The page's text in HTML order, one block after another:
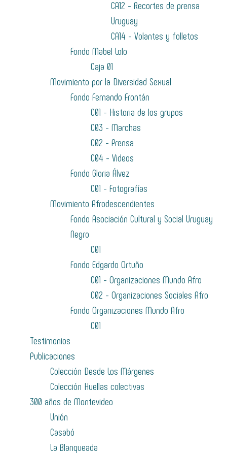
CA12 - Recortes de prensa
Uruguay
CA14 - Volantes y folletos
Fondo Mabel Lolo
Caja 01
Movimiento por la Diversidad Sexual
Fondo Fernando Frontán
C01 - Historia de los grupos
C03 - Marchas
C02 - Prensa
C04 - Videos
Fondo Gloria Álvez
C01 - Fotografías
Movimiento Afrodescendientes
Fondo Asociación Cultural y Social Uruguay
Negro
C01
Fondo Edgardo Ortuño
C01 - Organizaciones Mundo Afro
C02 - Organizaciones Sociales Afro
Fondo Organizaciones Mundo Afro
C01
Testimonios
Publicaciones
Colección Desde Los Márgenes
Colección Huellas colectivas
300 años de Montevideo
Unión
Casabó
La Blanqueada